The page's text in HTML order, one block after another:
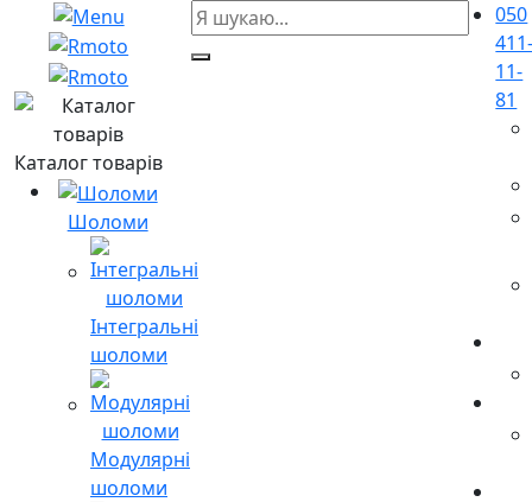
Каталог товарів
Шоломи
Інтегральні
шоломи
Модулярні
шоломи
050
11-
81